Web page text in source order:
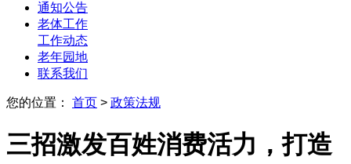
通知公告
老体工作
工作动态
老年园地
联系我们
您的位置： 首页 > 政策法规
三招激发百姓消费活力，打造